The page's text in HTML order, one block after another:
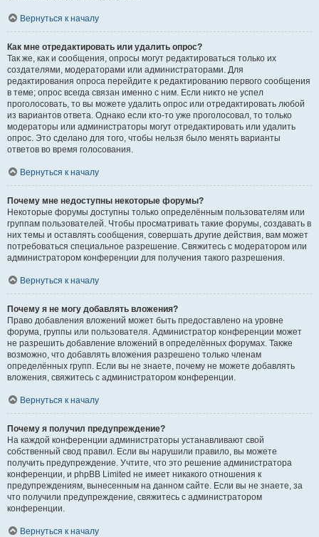
Вернуться к началу
Как мне отредактировать или удалить опрос?
Так же, как и сообщения, опросы могут редактироваться только их
создателями, модераторами или администраторами. Для
редактирования опроса перейдите к редактированию первого сообщения
в теме; опрос всегда связан именно с ним. Если никто не успел
проголосовать, то вы можете удалить опрос или отредактировать любой
из вариантов ответа. Однако если кто-то уже проголосовал, то только
модераторы или администраторы могут отредактировать или удалить
опрос. Это сделано для того, чтобы нельзя было менять варианты
ответов во время голосования.
Вернуться к началу
Почему мне недоступны некоторые форумы?
Некоторые форумы доступны только определённым пользователям или
группам пользователей. Чтобы просматривать такие форумы, создавать в
них темы и оставлять сообщения, совершать другие действия, вам может
потребоваться специальное разрешение. Свяжитесь с модератором или
администратором конференции для получения такого разрешения.
Вернуться к началу
Почему я не могу добавлять вложения?
Право добавления вложений может быть предоставлено на уровне
форума, группы или пользователя. Администратор конференции может
не разрешить добавление вложений в определённых форумах. Также
возможно, что добавлять вложения разрешено только членам
определённых групп. Если вы не знаете, почему не можете добавлять
вложения, свяжитесь с администратором конференции.
Вернуться к началу
Почему я получил предупреждение?
На каждой конференции администраторы устанавливают свой
собственный свод правил. Если вы нарушили правило, вы можете
получить предупреждение. Учтите, что это решение администратора
конференции, и phpBB Limited не имеет никакого отношения к
предупреждениям, вынесенным на данном сайте. Если вы не знаете, за
что получили предупреждение, свяжитесь с администратором
конференции.
Вернуться к началу